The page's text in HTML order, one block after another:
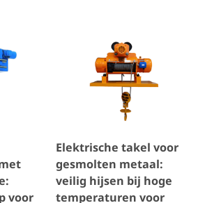
voor
Elektrische takel voor
gesmolten metaal:
veilig hijsen bij hoge
temperaturen voor